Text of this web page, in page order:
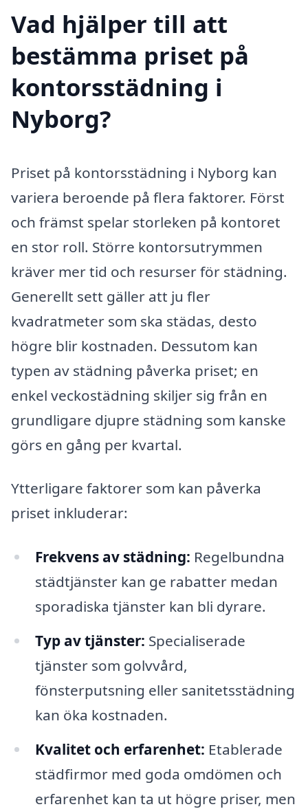
Vad hjälper till att
bestämma priset på
kontorsstädning i
Nyborg?
Priset på kontorsstädning i Nyborg kan
variera beroende på flera faktorer. Först
och främst spelar storleken på kontoret
en stor roll. Större kontorsutrymmen
kräver mer tid och resurser för städning.
Generellt sett gäller att ju fler
kvadratmeter som ska städas, desto
högre blir kostnaden. Dessutom kan
typen av städning påverka priset; en
enkel veckostädning skiljer sig från en
grundligare djupre städning som kanske
görs en gång per kvartal.
Ytterligare faktorer som kan påverka
priset inkluderar:
Frekvens av städning: Regelbundna
städtjänster kan ge rabatter medan
sporadiska tjänster kan bli dyrare.
Typ av tjänster: Specialiserade
tjänster som golvvård,
fönsterputsning eller sanitetsstädning
kan öka kostnaden.
Kvalitet och erfarenhet: Etablerade
städfirmor med goda omdömen och
erfarenhet kan ta ut högre priser, men